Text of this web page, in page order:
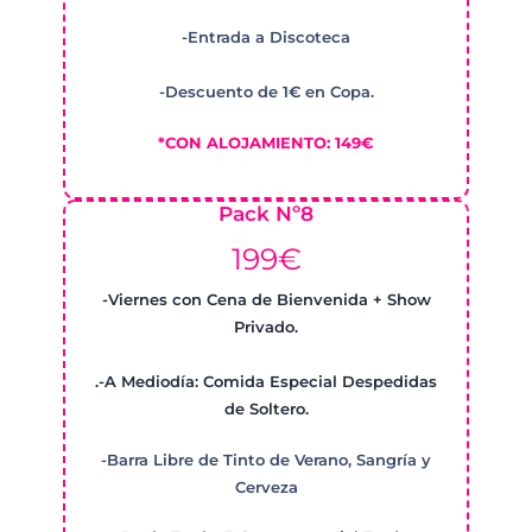
-Entrada a Discoteca
-Descuento de 1€ en Copa.
*CON ALOJAMIENTO: 149€
Pack Nº8
199€
-Viernes con Cena de Bienvenida + Show
Privado.
.-A Mediodía: Comida Especial Despedidas
de Soltero.
-Barra Libre de Tinto de Verano, Sangría y
Cerveza